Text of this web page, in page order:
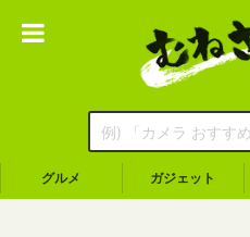
グルメ ガジェット